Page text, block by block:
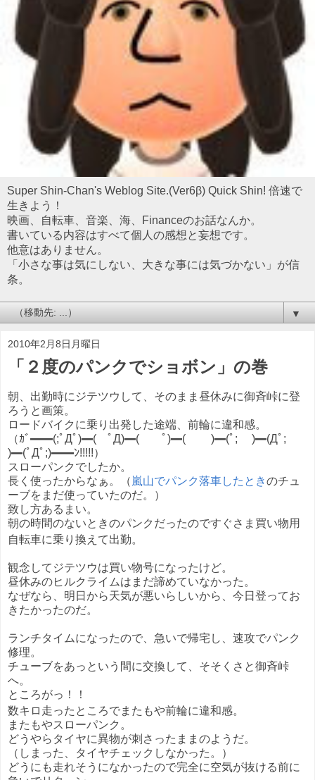
Super Shin-Chan's Weblog Site.(Ver6β) Quick Shin! 倍速で
生きよう！
映画、自転車、音楽、海、Financeのお話なんか。
書いている内容はすべて個人の感想と妄想です。
他意はありません。
「小さな事は気にしない、大きな事には気づかない」が信
条。
▼
2010年2月8日月曜日
「２度のパンクでショボン」の巻
朝、出勤時にジテツウして、そのまま昼休みに御斉峠に登
ろうと画策。
ロードバイクに乗り出発した途端、前輪に違和感。
（ｶﾞ━━(;ﾟДﾟ)━( ﾟД)━( ﾟ)━( )━(ﾟ; )━(Дﾟ;
)━(ﾟДﾟ;)━━ﾝ!!!!!）
スローパンクでしたか。
長く使ったからなぁ。（ 嵐山でパンク落車したときのチュ
ーブをまだ使っていたのだ。）
致し方あるまい。
朝の時間のないときのパンクだったのですぐさま買い物用
自転車に乗り換えて出勤。
観念してジテツウは買い物号になったけど。
昼休みのヒルクライムはまだ諦めていなかった。
なぜなら、明日から天気が悪いらしいから、今日登ってお
きたかったのだ。
ランチタイムになったので、急いで帰宅し、速攻でパンク
修理。
チューブをあっという間に交換して、そそくさと御斉峠
へ。
ところがっ！！
数キロ走ったところでまたもや前輪に違和感。
またもやスローパンク。
どうやらタイヤに異物が刺さったままのようだ。
（しまった、タイヤチェックしなかった。）
どうにも走れそうになかったので完全に空気が抜ける前に